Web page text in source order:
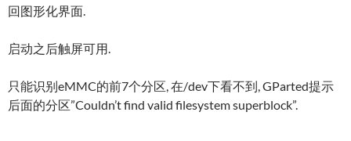
回图形化界面.
启动之后触屏可用.
只能识别eMMC的前7个分区, 在/dev下看不到, GParted提示
后面的分区”Couldn’t find valid filesystem superblock”.